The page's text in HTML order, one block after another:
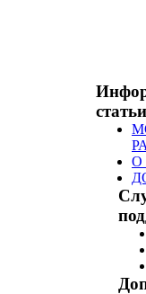
статьи
О